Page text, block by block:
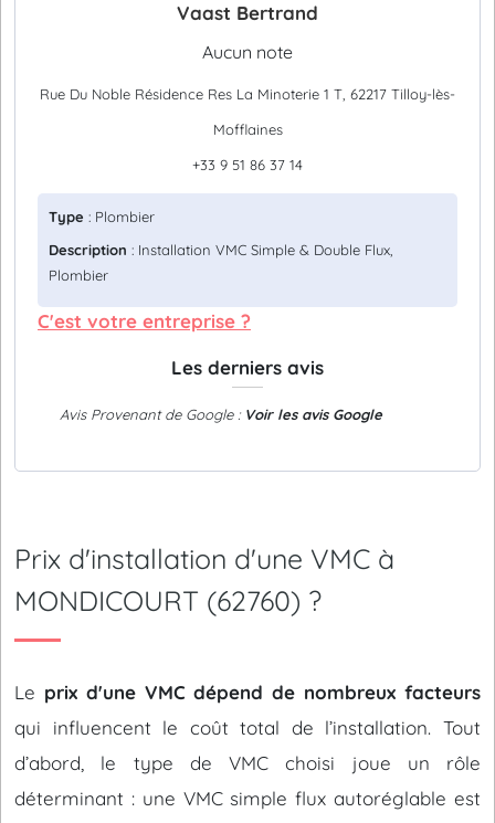
Vaast Bertrand
Aucun note
Rue Du Noble Résidence Res La Minoterie 1 T, 62217 Tilloy-lès-
Mofflaines
+33 9 51 86 37 14
Type : Plombier
Description : Installation VMC Simple & Double Flux,
Plombier
C'est votre entreprise ?
Les derniers avis
Avis Provenant de Google : Voir les avis Google
Prix d'installation d'une VMC à
MONDICOURT (62760) ?
Le prix d'une VMC dépend de nombreux facteurs
qui influencent le coût total de l’installation. Tout
d’abord, le type de VMC choisi joue un rôle
déterminant : une VMC simple flux autoréglable est